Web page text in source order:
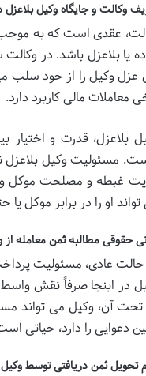
وکالت و جایگاه وکیل بلاعزل
عقدی است که به موجب
یا بلاعزل باشد. در
وکیل را از خود سلب می
معاملات مالی کاربرد دارد.
بلاعزل، قدرت و اختیار
مسئولیت وکیل بلاعزل
غبطه و مصلحت موکل و
او را در برابر موکل
حقوقی مطالبه ثمن معامله
عادی، مسئولیت
در اینجا صرفاً نقش واسط
آن، وکیل می تواند
دعوایی را دارد، حیاتی
ثمن دریافتی توسط وکیل به موکل